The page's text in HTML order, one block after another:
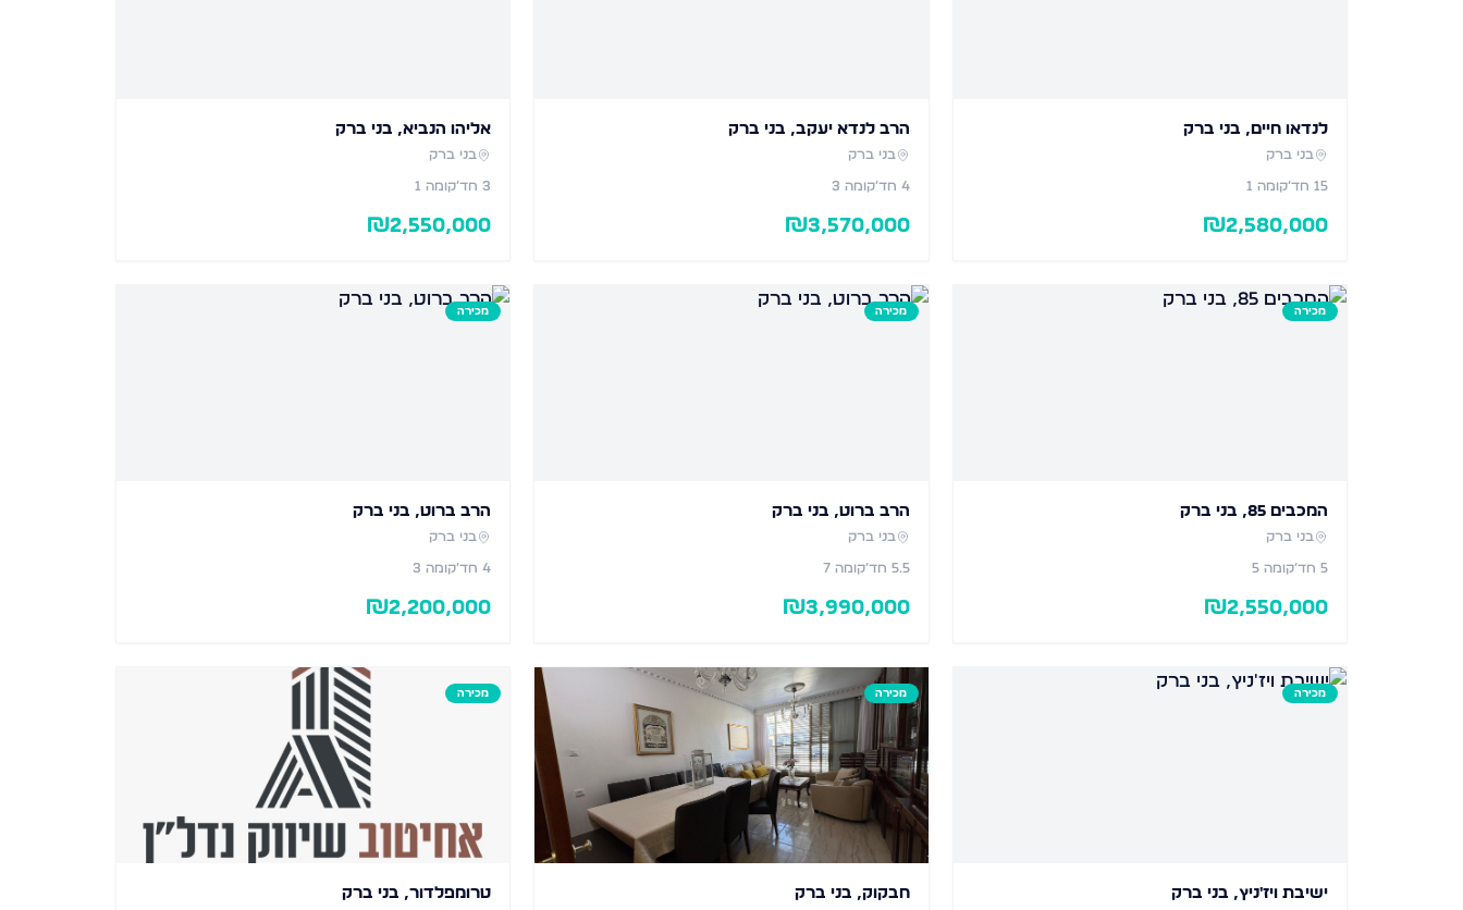
לנדאו חיים, בני ברק
בני ברק
15 חד׳קומה 1
₪2,580,000
הרב לנדא יעקב, בני ברק
בני ברק
4 חד׳קומה 3
₪3,570,000
אליהו הנביא, בני ברק
בני ברק
3 חד׳קומה 1
₪2,550,000
מכירה
המכבים 85, בני ברק
בני ברק
5 חד׳קומה 5
₪2,550,000
מכירה
הרב ברוט, בני ברק
בני ברק
5.5 חד׳קומה 7
₪3,990,000
מכירה
הרב ברוט, בני ברק
בני ברק
4 חד׳קומה 3
₪2,200,000
מכירה
ישיבת ויז'ניץ, בני ברק
מכירה
חבקוק, בני ברק
מכירה
טרומפלדור, בני ברק